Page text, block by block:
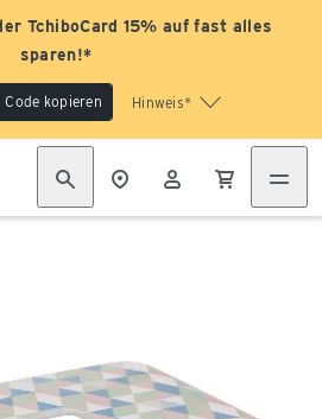
TchiboCard 15% auf fast alles
sparen!*
Code kopieren Hinweis*